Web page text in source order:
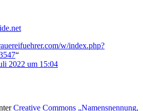
w/index.php?
“
2022 um 15:04
Creative Commons „Namensnennung,